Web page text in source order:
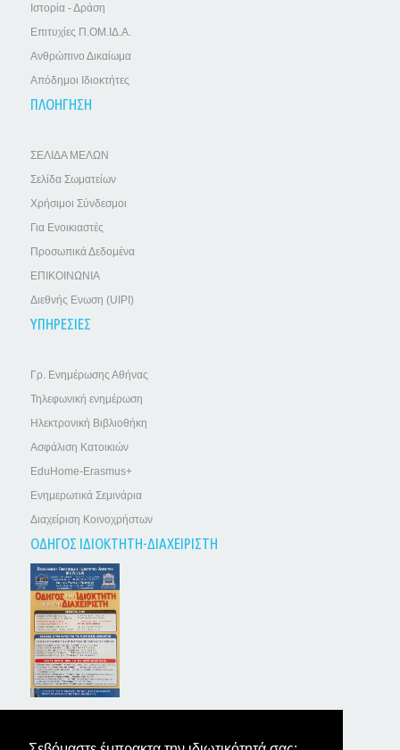
Ιστορία - Δράση
Επιτυχίες Π.ΟΜ.ΙΔ.Α.
Ανθρώπινο Δικαίωμα
Απόδημοι Ιδιοκτήτες
ΠΛΟΗΓΗΣΗ
ΣΕΛΙΔΑ ΜΕΛΩΝ
Σελίδα Σωματείων
Χρήσιμοι Σύνδεσμοι
Για Ενοικιαστές
Προσωπικά Δεδομένα
ΕΠΙΚΟΙΝΩΝΙΑ
Διεθνής Ενωση (UIPI)
ΥΠΗΡΕΣΙΕΣ
Γρ. Ενημέρωσης Αθήνας
Τηλεφωνική ενημέρωση
Ηλεκτρονική Βιβλιοθήκη
Ασφάλιση Κατοικιών
EduHome-Erasmus+
Ενημερωτικά Σεμινάρια
Διαχείριση Κοινοχρήστων
ΟΔΗΓΟΣ ΙΔΙΟΚΤΗΤΗ-ΔΙΑΧΕΙΡΙΣΤΗ
ΤΑ ΝΕΑ ΤΩΝ ΙΔΙΟΚΤΗΤΩΝ